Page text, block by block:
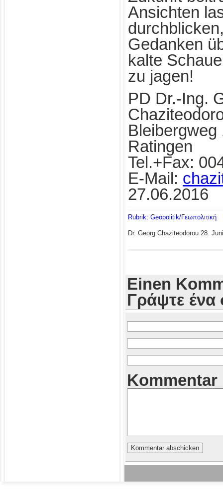
Ansichten
Gedanken
kalte
zu jagen!
PD Dr.-Ing.
Bleibergweg
Ratingen
Tel.+Fax:
E-Mail:
27.06.2016
Rubrik: Geopolitik/Γεωπολιτική
Dr. Georg Chaziteodorou 28.
Einen
Γράψτε ένα
Kommentar